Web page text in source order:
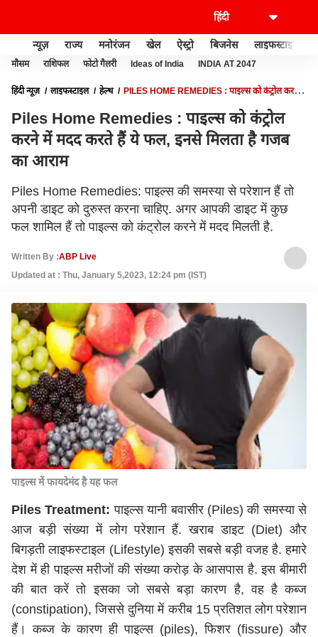
न्यूज़ राज्य मनोरंजन खेल ऐस्ट्रो बिजनेस लाइफस्टाइल
मौसम राशिफल फोटो गैलरी Ideas of India INDIA AT 2047
हिंदी न्यूज़ लाइफस्टाइल हेल्थ
PILES HOME REMEDIES : पाइल्स को कंट्रोल करने में
Piles Home Remedies : पाइल्स को कंट्रोल
करने में मदद करते हैं ये फल, इनसे मिलता है गजब
का आराम
Piles Home Remedies: पाइल्स की समस्या से परेशान हैं तो
अपनी डाइट को दुरुस्त करना चाहिए. अगर आपकी डाइट में कुछ
फल शामिल हैं तो पाइल्स को कंट्रोल करने में मदद मिलती है.
Written By :ABP Live
Updated at : Thu, January 5,2023, 12:24 pm (IST)
पाइल्स में फायदेमंद है यह फल
Piles Treatment: पाइल्स यानी बवासीर (Piles) की समस्या से
आज बड़ी संख्या में लोग परेशान हैं. खराब डाइट (Diet) और
बिगड़ती लाइफस्टाइल (Lifestyle) इसकी सबसे बड़ी वजह है. हमारे
देश में ही पाइल्स मरीजों की संख्या करोड़ के आसपास है. इस बीमारी
की बात करें तो इसका जो सबसे बड़ा कारण है, वह है कब्ज
(constipation), जिससे दुनिया में करीब 15 प्रतिशत लोग परेशान
हैं। कब्ज के कारण ही पाइल्स (piles), फिशर (fissure) और